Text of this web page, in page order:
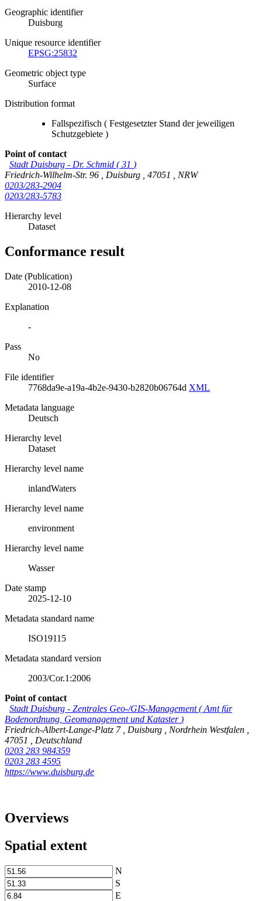
Geographic identifier
Duisburg
Unique resource identifier
EPSG:25832
Geometric object type
Surface
Distribution format
Fallspezifisch ( Festgesetzter Stand der jeweiligen
Schutzgebiete )
Point of contact
Stadt Duisburg - Dr. Schmid (31 )
Friedrich-Wilhelm-Str. 96
Duisburg 47051
NRW
0203/283-2904
0203/283-5783
Hierarchy level
Dataset
Conformance result
Date (Publication)
2010-12-08
Explanation
-
Pass
No
File identifier
7768da9e-a19a-4b2e-9430-b2820b06764d XML
Metadata language
Deutsch
Hierarchy level
Dataset
Hierarchy level name
inlandWaters
Hierarchy level name
environment
Hierarchy level name
Wasser
Date stamp
2025-12-10
Metadata standard name
ISO19115
Metadata standard version
2003/Cor.1:2006
Point of contact
Stadt Duisburg - Zentrales Geo-/GIS-Management(Amt für
Bodenordnung, Geomanagement und Kataster )
Friedrich-Albert-Lange-Platz 7
Duisburg Nordrhein Westfalen
47051
Deutschland
0203 283 984359
0203 283 4595
https://www.duisburg.de
Overviews
Spatial extent
N
S
E